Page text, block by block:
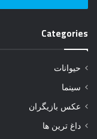
ا
م
ی
خ
و
ر
ا
Categories
حیوانات
سینما
عکس بازیگران
داغ ترین ها